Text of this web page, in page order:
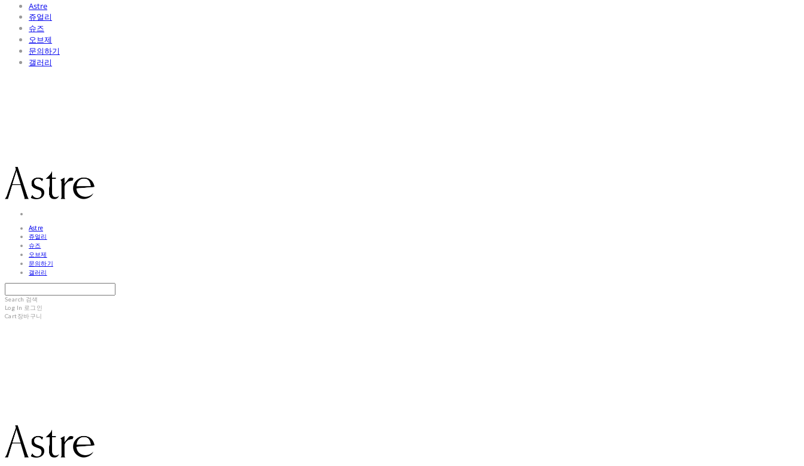
Astre
쥬얼리
슈즈
오브제
문의하기
갤러리
Astre
쥬얼리
슈즈
오브제
문의하기
갤러리
Search 검색
Log In 로그인
Cart장바구니